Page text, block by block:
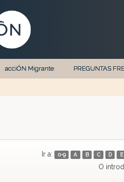
acciÓN Migrante PREGUNTAS
Ir a: 0-9 A B C D E
O